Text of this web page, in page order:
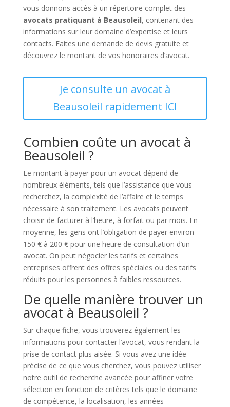
vous donnons accès à un répertoire complet des
avocats pratiquant à Beausoleil, contenant des
informations sur leur domaine d’expertise et leurs
contacts. Faites une demande de devis gratuite et
découvrez le montant de vos honoraires d’avocat.
Je consulte un avocat à
Beausoleil rapidement ICI
Combien coûte un avocat à
Beausoleil ?
Le montant à payer pour un avocat dépend de
nombreux éléments, tels que l’assistance que vous
recherchez, la complexité de l’affaire et le temps
nécessaire à son traitement. Les avocats peuvent
choisir de facturer à l’heure, à forfait ou par mois. En
moyenne, les gens ont l’obligation de payer environ
150 € à 200 € pour une heure de consultation d’un
avocat. On peut négocier les tarifs et certaines
entreprises offrent des offres spéciales ou des tarifs
réduits pour les personnes à faibles ressources.
De quelle manière trouver un
avocat à Beausoleil ?
Sur chaque fiche, vous trouverez également les
informations pour contacter l’avocat, vous rendant la
prise de contact plus aisée. Si vous avez une idée
précise de ce que vous cherchez, vous pouvez utiliser
notre outil de recherche avancée pour affiner votre
sélection en fonction de critères tels que le domaine
de compétence, la localisation, les années